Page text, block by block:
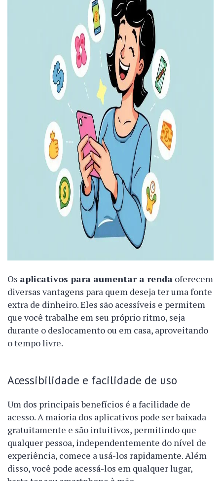
Os aplicativos para aumentar a renda oferecem
diversas vantagens para quem deseja ter uma fonte
extra de dinheiro. Eles são acessíveis e permitem
que você trabalhe em seu próprio ritmo, seja
durante o deslocamento ou em casa, aproveitando
o tempo livre.
Acessibilidade e facilidade de uso
Um dos principais benefícios é a facilidade de
acesso. A maioria dos aplicativos pode ser baixada
gratuitamente e são intuitivos, permitindo que
qualquer pessoa, independentemente do nível de
experiência, comece a usá-los rapidamente. Além
disso, você pode acessá-los em qualquer lugar,